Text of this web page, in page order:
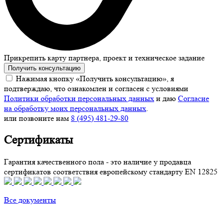
Прикрепить карту партнера, проект и техническое задание
Получить консультацию
Нажимая кнопку «Получить консультацию», я
подтверждаю, что ознакомлен и согласен с условиями
Политики обработки персональных данных и даю Согласие
на обработку моих персональных данных.
или позвоните нам 8 (495) 481-29-80
Сертификаты
Гарантия качественного пола - это наличие у продавца
сертификатов соответствия европейскому стандарту EN 12825
Все документы